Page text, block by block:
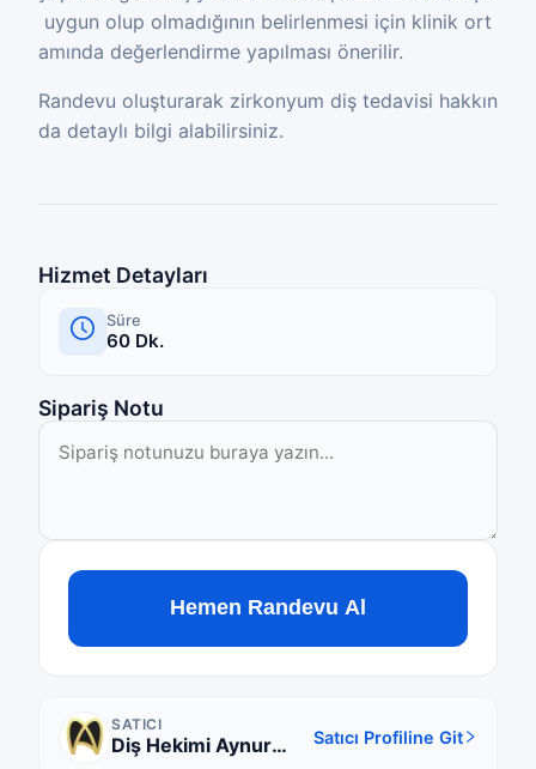
uygun olup olmadığının belirlenmesi için klinik ort
amında değerlendirme yapılması önerilir.
Randevu oluşturarak zirkonyum diş tedavisi hakkın
da detaylı bilgi alabilirsiniz.
Hizmet Detayları
Süre
60 Dk.
Sipariş Notu
Hemen Randevu Al
SATICI
Diş Hekimi Aynur
Satıcı Profiline Git